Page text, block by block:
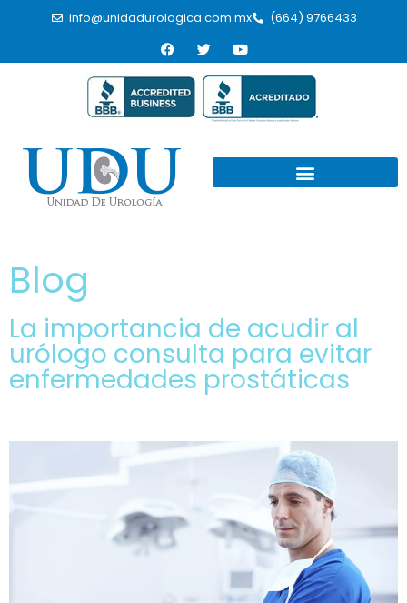
info@unidadurologica.com.mx (664) 9766433
Blog
La importancia de acudir al
urólogo consulta para evitar
enfermedades prostáticas